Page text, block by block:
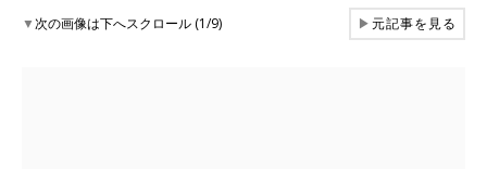
▼次の画像は下へスクロール (1/9) ▶元記事を見る